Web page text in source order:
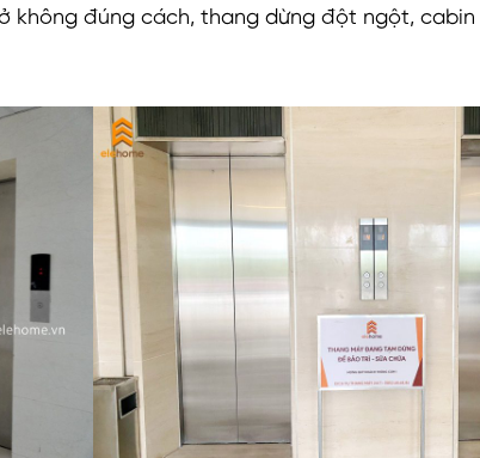
không đúng cách, thang dừng đột ngột, cabin